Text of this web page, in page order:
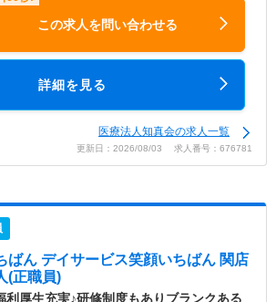
この求人を問い合わせる
詳細を見る
医療法人知真会の求人一覧
更新日：2026/08/03 求人番号：676781
ばん デイサービス笑顔いちばん 関店
(正職員)
利厚生充実♪研修制度もありブランクある